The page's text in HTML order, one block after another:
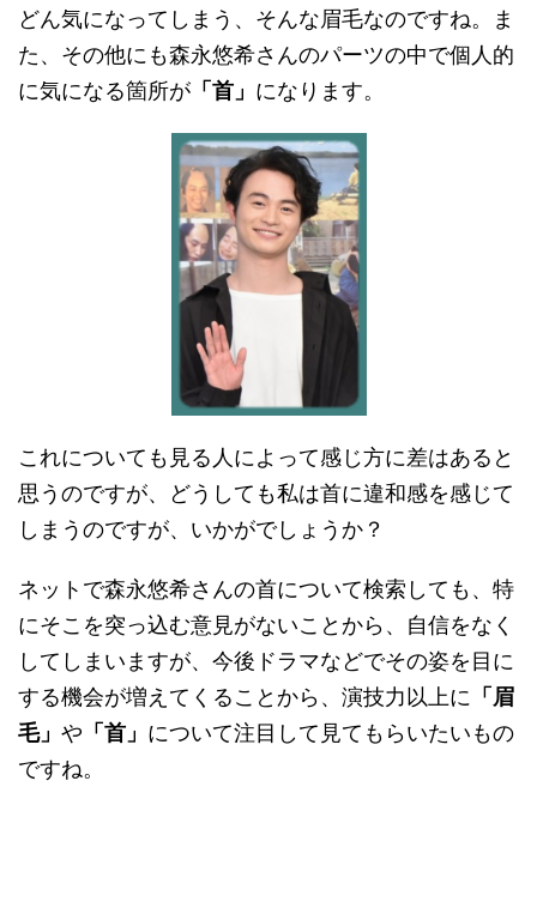
どん気になってしまう、そんな眉毛なのですね。ま
た、その他にも森永悠希さんのパーツの中で個人的
に気になる箇所が 「首」 になります。
これについても見る人によって感じ方に差はあると
思うのですが、どうしても私は首に違和感を感じて
しまうのですが、いかがでしょうか？
ネットで森永悠希さんの首について検索しても、特
にそこを突っ込む意見がないことから、自信をなく
してしまいますが、今後ドラマなどでその姿を目に
する機会が増えてくることから、演技力以上に 「眉
毛」 や 「首」 について注目して見てもらいたいもの
ですね。